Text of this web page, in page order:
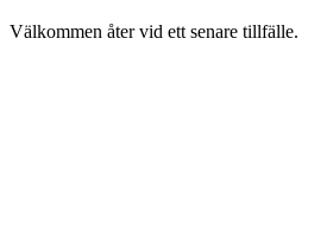
Välkommen åter vid ett senare tillfälle.